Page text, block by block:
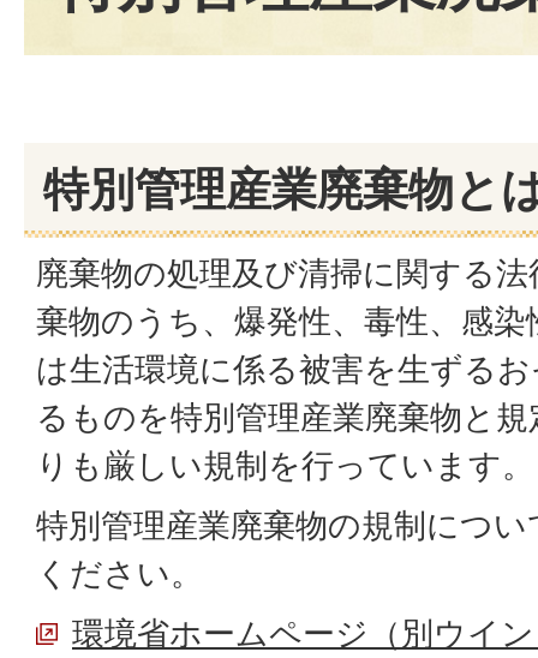
特別管理産業廃棄物と
廃棄物の処理及び清掃に関する
棄物のうち、爆発性、毒性、感
は生活環境に係る被害を生ずる
るものを特別管理産業廃棄物と
りも厳しい規制を行っています。
特別管理産業廃棄物の規制につ
ください。
環境省ホームページ（別ウイ